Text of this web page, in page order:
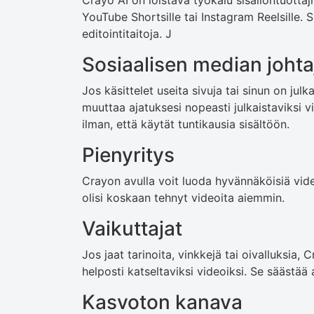
YouTube Shortsille tai Instagram Reelsille.
editointitaitoja. J
Sosiaalisen median
Jos käsittelet useita sivuja tai sinun on
muuttaa ajatuksesi nopeasti julkaistaviksi
ilman, että käytät tuntikausia sisältöön.
Pienyritys
Crayon avulla voit luoda hyvännäköisiä
olisi koskaan tehnyt videoita aiemmin.
Vaikuttajat
Jos jaat tarinoita, vinkkejä tai oivalluksia,
helposti katseltaviksi videoiksi. Se säästää
Kasvoton kanava